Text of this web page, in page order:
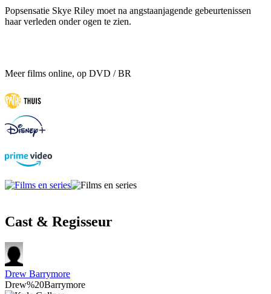
Popsensatie Skye Riley moet na angstaanjagende gebeurtenissen
haar verleden onder ogen te zien.
Meer films online, op DVD / BR
Cast & Regisseur
Drew Barrymore
Drew%20Barrymore